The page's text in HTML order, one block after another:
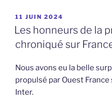
PUBLIÉ
LE
11 JUIN 2024
Les honneurs de la
chroniqué sur
Nous avons eu la belle
propulsé par Ouest
Inter.